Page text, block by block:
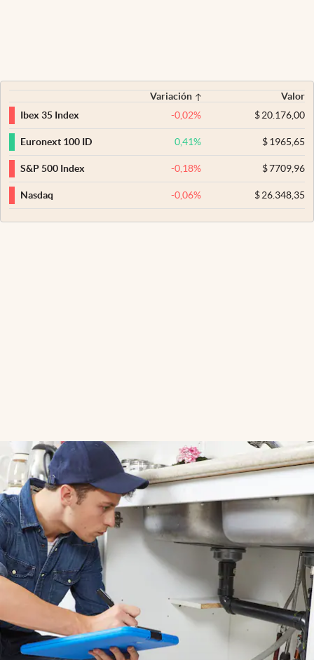
Variación
Valor
Ibex 35 Index
-0,02% $20.176,00
Euronext 100 ID 0,41% $1965,65
S&P 500 Index -0,18% $7709,96
Nasdaq -0,06% $26.348,35